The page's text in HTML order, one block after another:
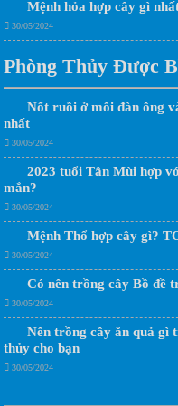
Mệnh hỏa hợp cây gì
30/05/2024
Phòng Thủy Được
Nốt ruồi ở môi đàn ông
nhất
30/05/2024
2023 tuổi Tân Mùi hợp
mắn?
30/05/2024
Mệnh Thổ hợp cây gì?
30/05/2024
Có nên trồng cây Bồ đề
30/05/2024
Nên trồng cây ăn quả gì
thủy cho bạn
30/05/2024